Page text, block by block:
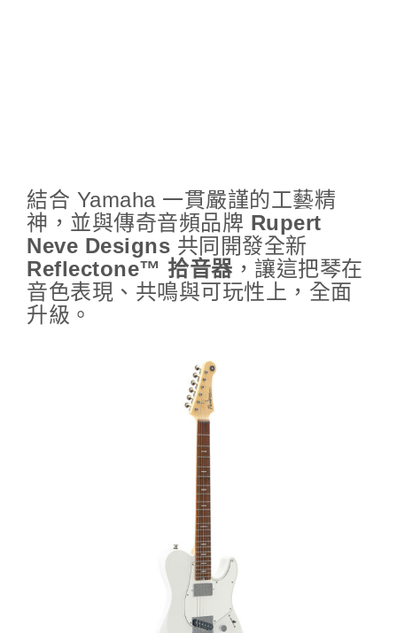
結合 Yamaha 一貫嚴謹的工藝精
神，並與傳奇音頻品牌 Rupert
Neve Designs 共同開發全新
Reflectone™ 拾音器 ，讓這把琴在
音色表現、共鳴與可玩性上，全面
升級。